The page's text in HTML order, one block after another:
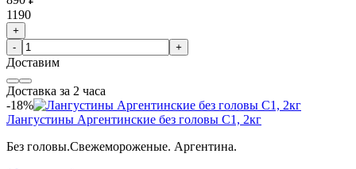
1190
+
-
+
Доставим
Доставка за 2 часа
-18%
Лангустины Аргентинские без головы C1, 2кг
Без головы.Свежемороженые. Аргентина.